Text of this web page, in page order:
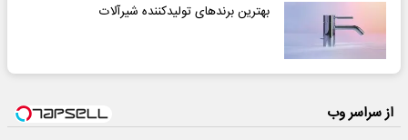
بهترین برندهای تولیدکننده شیرآلات
از سراسر وب